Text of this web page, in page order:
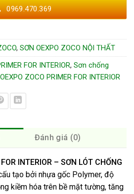
0969.470.369
, SƠN OEXPO ZOCO NỘI THẤT
FOR INTERIOR, Sơn chống
ZOCO PRIMER FOR INTERIOR
Đánh giá (0)
INTERIOR – SƠN LÓT CHỐNG
tạo bởi nhựa gốc Polymer, độ
kiềm hóa trên bề mặt tường, tăng